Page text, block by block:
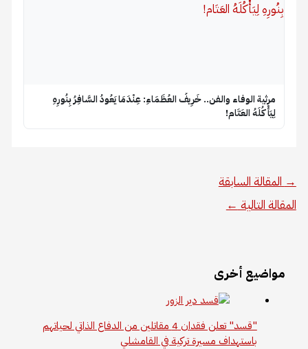
​مرثية الوفاء والفن.. خَرِيفُ العُظَمَاءِ: عِنْدَمَا يَعُودُ السَّافِرُ بِنُورِهِ
لِيَأْكُلَهُ العَتَام!
→ المقالة السابقة
المقالة التالية ←
مواضيع أخرى
"قسد" تعلن فقدان 4 مقاتلين من الدفاع الذاتي لحياتهم
باستهداف مسيرة تركية في القامشلي